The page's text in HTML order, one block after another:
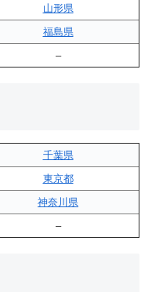
山形県
福島県
–
千葉県
東京都
神奈川県
–